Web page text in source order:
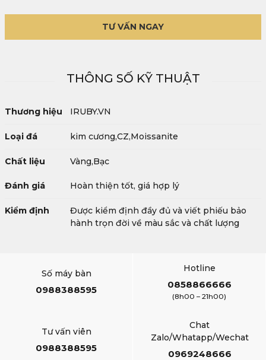
TƯ VẤN NGAY
THÔNG SỐ KỸ THUẬT
Thương hiệu IRUBY.VN
Loại đá kim cương,CZ,Moissanite
Chất liệu Vàng,Bạc
Đánh giá Hoàn thiện tốt, giá hợp lý
Kiểm định
Được kiểm định đầy đủ và viết phiếu bảo
hành trọn đời về màu sắc và chất lượng
Số máy bàn
0988388595
Hotline
0858866666
(8h00 – 21h00)
Tư vấn viên
0988388595
Chat
Zalo/Whatapp/Wechat
0969248666